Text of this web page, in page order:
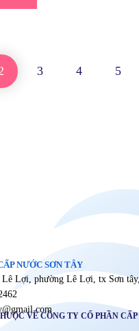
3 4 5
NƯỚC SƠN TÂY
Lợi, phường Lê Lợi, tx Sơn
VỀ CÔNG TY CỔ PHẦN